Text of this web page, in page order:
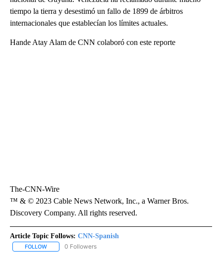
tiempo la tierra y desestimó un fallo de 1899 de árbitros
internacionales que establecían los límites actuales.
Hande Atay Alam de CNN colaboró con este reporte
The-CNN-Wire
™ & © 2023 Cable News Network, Inc., a Warner Bros.
Discovery Company. All rights reserved.
Article Topic Follows: CNN-Spanish
FOLLOW FOLLOW "CNN-SPANISH" TO RECEIVE NOTIFICATIONS ABOUT
0 Followers